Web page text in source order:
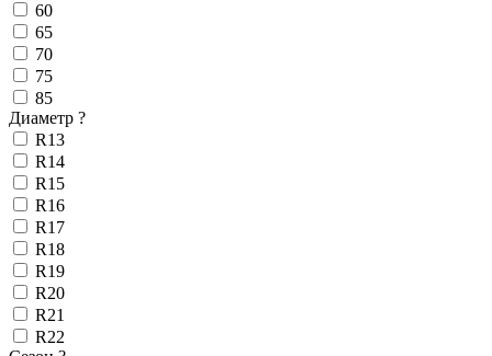
60
65
70
75
85
Диаметр ?
R13
R14
R15
R16
R17
R18
R19
R20
R21
R22